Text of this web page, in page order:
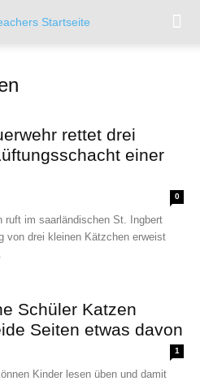
rettet drei
einer
0
ruft im saarländischen St. Ingbert
von drei kleinen Kätzchen erweist
Schüler Katzen
Seiten etwas davon
1
Kinder lesen üben und damit